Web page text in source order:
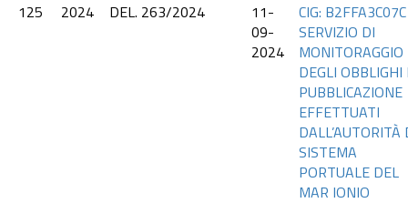
125
2024 DEL. 263/2024
11-
09-
2024
CIG:
SERVIZIO DI
MONITORAGGIO
DEGLI OBBLIGHI
PUBBLICAZIONE
EFFETTUATI
DALL’AUTORITÀ
SISTEMA
PORTUALE DEL
MAR IONIO